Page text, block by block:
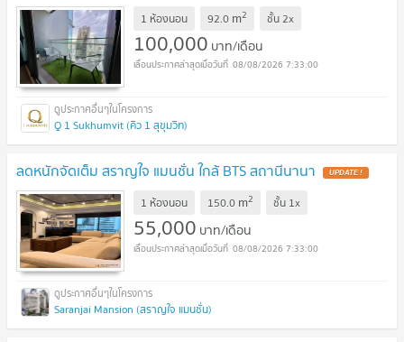
1 ห้องนอน 92.0 m2 ชั้น2x
100,000 บาท/เดือน
08/08/2026 7:33:00
Q 1 Sukhumvit (คิว 1 สุขุมวิท)
ลดหนักจัดเต็ม สราญใจ แมนชั่น ใกล้ BTS สถานีนานา
1 ห้องนอน 150.0 m2 ชั้น 1x
55,000 บาท/เดือน
08/08/2026 7:33:00
Saranjai Mansion (สราญใจ แมนชั่น)